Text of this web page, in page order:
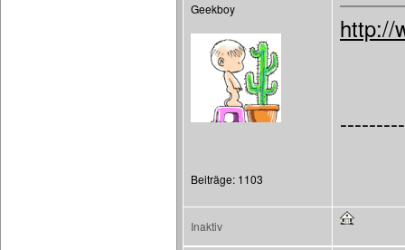
Geekboy
Beiträge: 1103
http://
Inaktiv